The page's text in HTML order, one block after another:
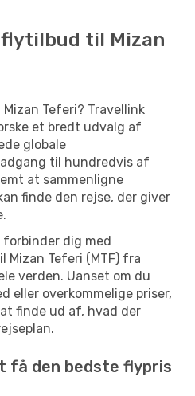
til Mizan
Teferi? Travellink
et bredt udvalg af
globale
til hundredvis af
at sammenligne
finde den rejse, der giver
dig med
Mizan Teferi (MTF) fra
verden. Uanset om du
eller overkommelige priser,
finde ud af, hvad der
få den bedste flypris